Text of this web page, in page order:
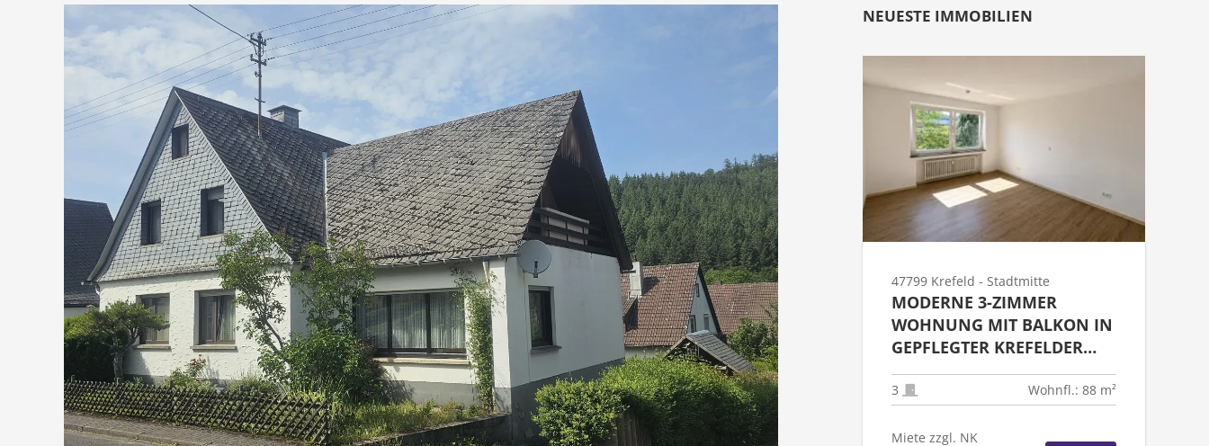
NEUESTE IMMOBILIEN
47799 Krefeld - Stadtmitte
MODERNE 3-ZIMMER
WOHNUNG MIT BALKON IN
GEPFLEGTER KREFELDER
WOHNLAGE ZU MIETEN!!
3 Wohnfl.: 88 m²
Miete zzgl. NK